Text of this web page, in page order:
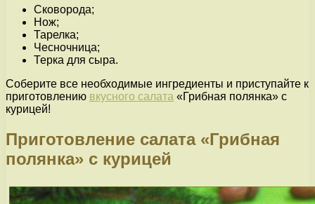
Сковорода;
Нож;
Тарелка;
Чесночница;
Терка для сыра.
Соберите все необходимые ингредиенты и приступайте к
приготовлению вкусного салата «Грибная полянка» с
курицей!
Приготовление салата «Грибная
полянка» с курицей